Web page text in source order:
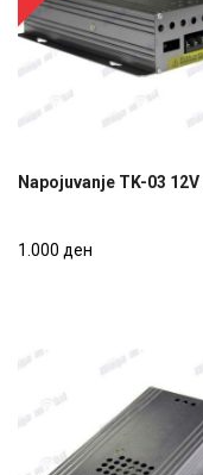
Napojuvanje TK-03 12V
1.000 ден